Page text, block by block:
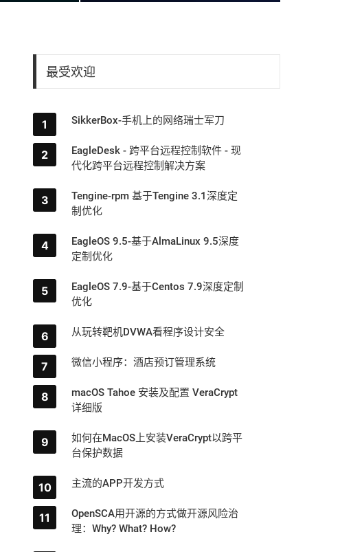
最受欢迎
SikkerBox-手机上的网络瑞士军刀
EagleDesk - 跨平台远程控制软件 - 现
代化跨平台远程控制解决方案
Tengine-rpm 基于Tengine 3.1深度定
制优化
EagleOS 9.5-基于AlmaLinux 9.5深度
定制优化
EagleOS 7.9-基于Centos 7.9深度定制
优化
从玩转靶机DVWA看程序设计安全
微信小程序：酒店预订管理系统
macOS Tahoe 安装及配置 VeraCrypt
详细版
如何在MacOS上安装VeraCrypt以跨平
台保护数据
主流的APP开发方式
OpenSCA用开源的方式做开源风险治
理：Why? What? How?